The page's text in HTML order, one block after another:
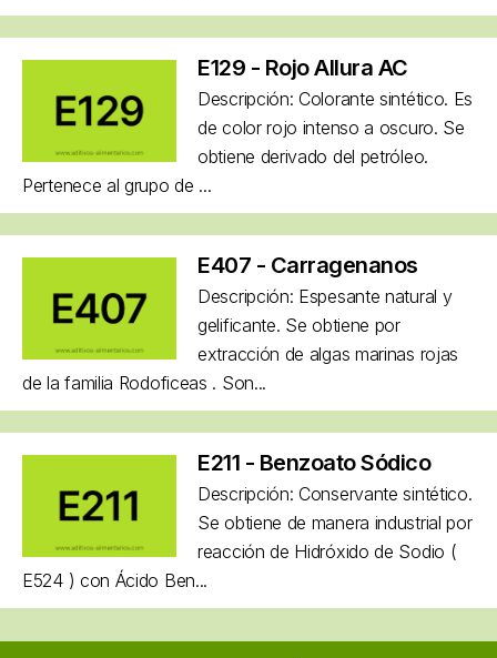
E129 - Rojo Allura AC
Descripción: Colorante sintético. Es
de color rojo intenso a oscuro. Se
obtiene derivado del petróleo.
Pertenece al grupo de ...
E407 - Carragenanos
Descripción: Espesante natural y
gelificante. Se obtiene por
extracción de algas marinas rojas
de la familia Rodoficeas . Son...
E211 - Benzoato Sódico
Descripción: Conservante sintético.
Se obtiene de manera industrial por
reacción de Hidróxido de Sodio (
E524 ) con Ácido Ben...